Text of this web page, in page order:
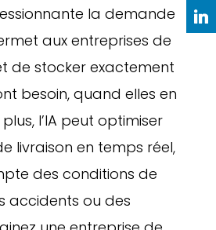
la demande
aux entreprises de
de stocker exactement
besoin, quand elles en
l’IA peut optimiser
livraison en temps réel,
des conditions de
accidents ou des